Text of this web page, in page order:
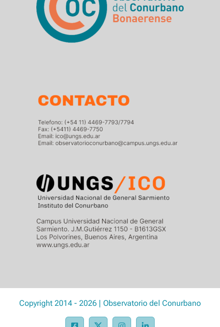
Copyright 2014 - 2026 | Observatorio del Conurbano